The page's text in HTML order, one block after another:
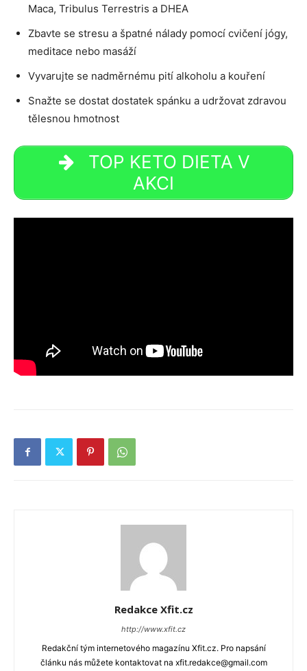
Maca, Tribulus Terrestris a DHEA
Zbavte se stresu a špatné nálady pomocí cvičení jógy,
meditace nebo masáží
Vyvarujte se nadměrnému pití alkoholu a kouření
Snažte se dostat dostatek spánku a udržovat zdravou
tělesnou hmotnost
TOP KETO DIETA V
AKCI
Redakce Xfit.cz
http://www.xfit.cz
Redakční tým internetového magazínu Xfit.cz. Pro napsání
článku nás můžete kontaktovat na xfit.redakce@gmail.com